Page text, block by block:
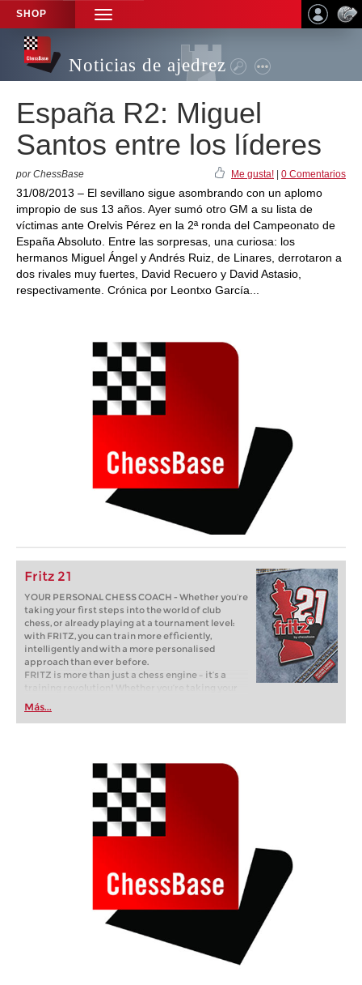
SHOP
TOGGLE
NAVIGATION
Noticias de ajedrez
España R2: Miguel
Santos entre los líderes
por ChessBase Me gusta! 0 Comentarios
31/08/2013 – El sevillano sigue asombrando con un aplomo
impropio de sus 13 años. Ayer sumó otro GM a su lista de
víctimas ante Orelvis Pérez en la 2ª ronda del Campeonato de
España Absoluto. Entre las sorpresas, una curiosa: los
hermanos Miguel Ángel y Andrés Ruiz, de Linares, derrotaron a
dos rivales muy fuertes, David Recuero y David Astasio,
respectivamente. Crónica por Leontxo García...
Fritz 21
YOUR PERSONAL CHESS COACH - Whether you’re
taking your first steps into the world of club
chess, or already playing at a tournament level:
with FRITZ, you can train more efficiently,
intelligently and with a more personalised
approach than ever before.
FRITZ is more than just a chess engine – it’s a
training revolution! Whether you’re taking your
first steps into the world of club chess, or already
playing at a tournament level: with FRITZ, you can
train more efficiently, intelligently and with a
Más...